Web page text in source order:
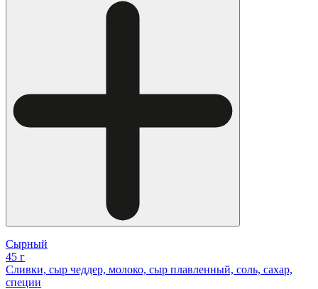
Сырный
45 г
Сливки, сыр чеддер, молоко, сыр плавленный, соль, сахар,
специи